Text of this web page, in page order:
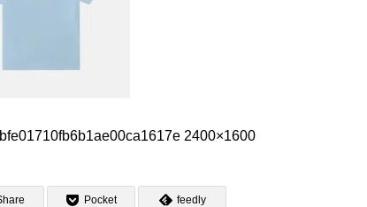
2400×1600
Pocket feedly